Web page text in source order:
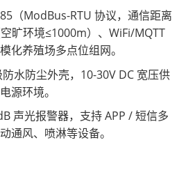
（ModBus-RTU 协议，通信距离
旷环境≤1000m）、WiFi/MQTT
化养殖场多点位组网。
水防尘外壳，10-30V DC 宽压供
源环境。
声光报警器，支持 APP / 短信多
通风、喷淋等设备。